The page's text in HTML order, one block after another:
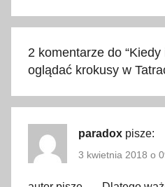
9
,
2
2 komentarze do “Kiedy
oglądać krokusy w
paradox pisze:
3 kwietnia 2018 o